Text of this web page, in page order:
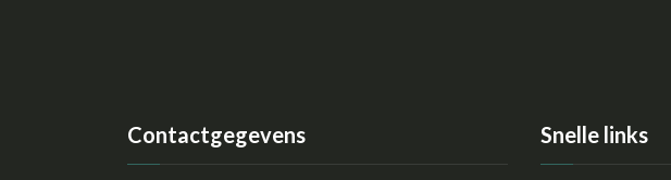
Contactgegevens Snelle links